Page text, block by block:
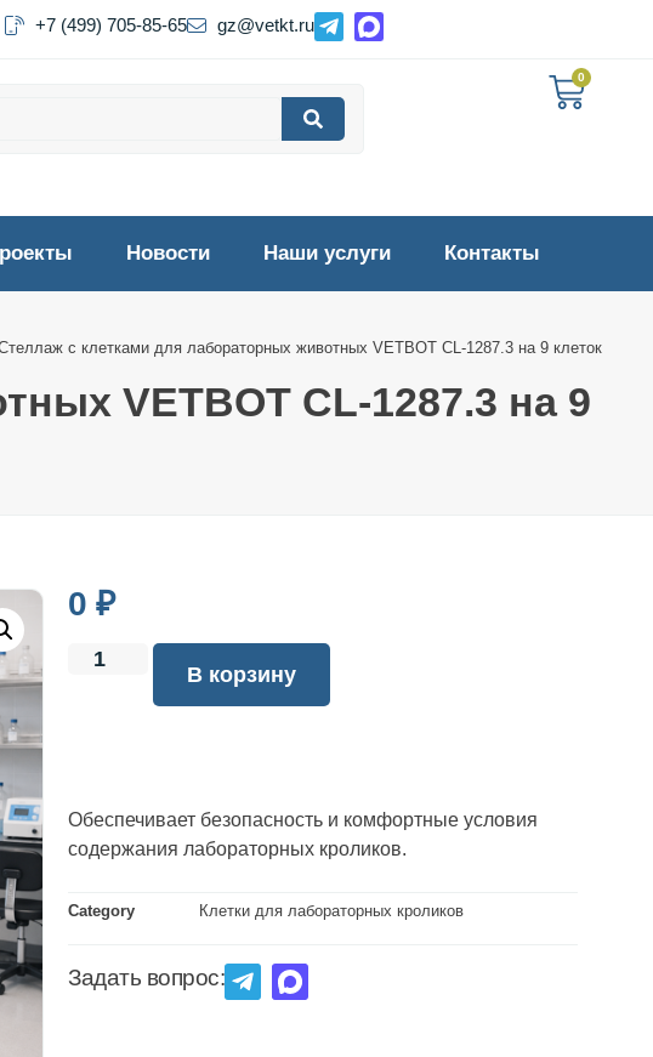
+7 (499) 705-85-65 gz@vetkt.ru
0
Новости Наши услуги Контакты
с клетками для лабораторных животных VETBOT CL-1287.3 на 9 клеток
VETBOT CL-1287.3 на 9
0₽
В корзину
Обеспечивает безопасность и комфортные условия
содержания лабораторных кроликов.
Category Клетки для лабораторных кроликов
Задать вопрос: